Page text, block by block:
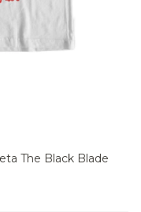
The Black Blade